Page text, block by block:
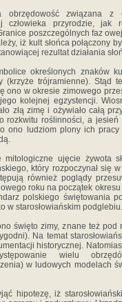
obrzędowość związana z
człowieka przyrodzie, jak
poszczególnych faz
iż kult słońca połączony
rezultat działania
określonych znaków
(krzyże trójramienne). Stąd
ono w okresie zimo­wego
kolejnej egzystencji.
złą zimę i ożywiało całą
roz­kwitu roślinności, a
ono ludziom plony ich
mitologiczne ujęcie żywota
który rozpoczynał się
również poglądy
roku na początek
polskiego świętowania
w starosłowiańskim podglebiu.
święto zimy, znane też pod
Na temat
historycznej.
wielu
w ludowych mo­delach
hipotezę, iż